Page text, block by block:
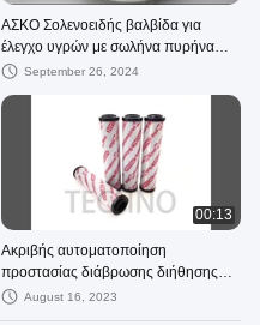
ΑΣΚΟ Σολενοειδής βαλβίδα για
έλεγχο υγρών με σωλήνα πυρήνα
από χαλκό
September 26, 2024
00:13
Ακριβής αυτοματοποίηση
προστασίας διάβρωσης διήθησης
στοιχείων φίλτρων HYDAC 0,030-
August 16, 2023